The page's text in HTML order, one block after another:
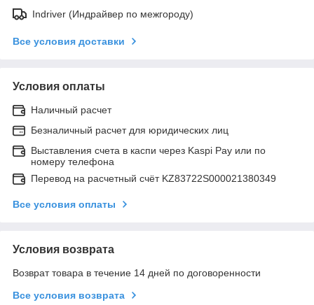
Indriver (Индрайвер по межгороду)
Все условия доставки
Условия оплаты
Наличный расчет
Безналичный расчет для юридических лиц
Выставления счета в каспи через Kaspi Pay или по
номеру телефона
Перевод на расчетный счёт KZ83722S000021380349
Все условия оплаты
Условия возврата
Возврат товара в течение 14 дней по договоренности
Все условия возврата